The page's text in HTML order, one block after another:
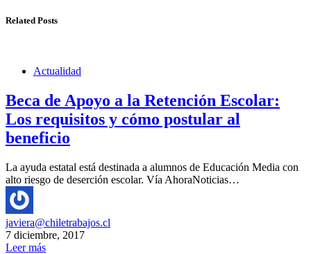
Related Posts
Actualidad
Beca de Apoyo a la Retención Escolar:
Los requisitos y cómo postular al
beneficio
La ayuda estatal está destinada a alumnos de Educación Media con
alto riesgo de deserción escolar. Vía AhoraNoticias…
javiera@chiletrabajos.cl
7 diciembre, 2017
Leer más